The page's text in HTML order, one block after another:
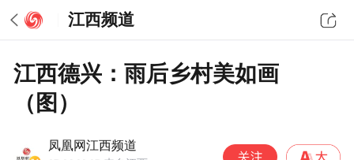
江西频道
江西德兴：雨后乡村美如画
（图）
凤凰网江西频道